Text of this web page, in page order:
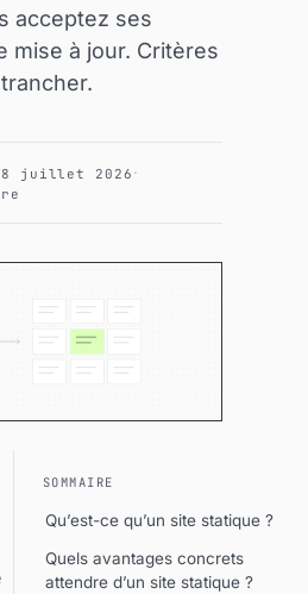
acceptez ses
mise à jour. Critères
juillet 2026 ·
SOMMAIRE
Qu’est-ce qu’un site statique ?
Quels avantages concrets
attendre d’un site statique ?